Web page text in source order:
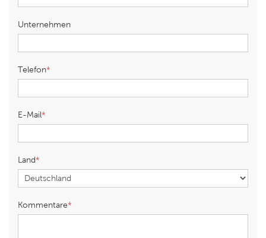
Unternehmen
Telefon
E-Mail
Land
Kommentare